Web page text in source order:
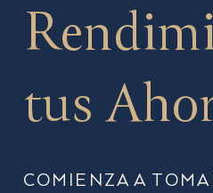
tus
COMIENZA A